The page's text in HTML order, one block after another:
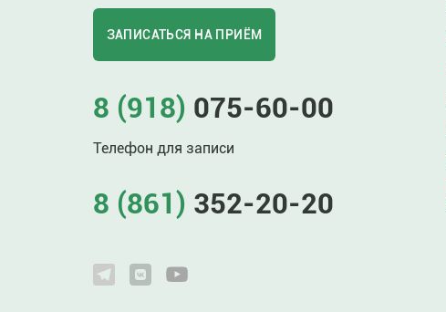
ЗАПИСАТЬСЯ НА ПРИЁМ
8 (918) 075-60-00
Телефон для записи
8 (861) 352-20-20